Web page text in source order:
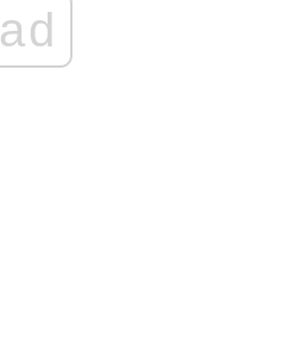
ad